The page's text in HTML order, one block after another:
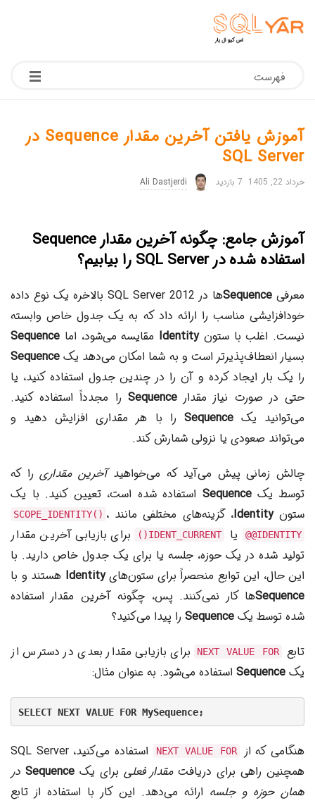
فهرست
آموزش یافتن آخرین مقدار Sequence در
SQL Server
خرداد 22, 1405 7 بازدید Ali Dastjerdi
آموزش جامع: چگونه آخرین مقدار Sequence
استفاده شده در SQL Server را بیابیم؟
معرفی Sequence
ها در SQL Server 2012 بالاخره یک نوع داده
خودافزایشی مناسب را ارائه داد که به یک جدول خاص وابسته
نیست. اغلب با ستونIdentity مقایسه می‌شود، اما Sequence
بسیار انعطاف‌پذیرتر است و به شما امکان می‌دهد یک Sequence
را یک بار ایجاد کرده و آن را در چندین جدول استفاده کنید، یا
حتی در صورت نیاز مقدارSequence را مجدداً استفاده کنید.
می‌توانید یکSequence را با هر مقداری افزایش دهید و
می‌تواند صعودی یا نزولی شمارش کند.
چالش زمانی پیش می‌آید که می‌خواهیدآخرین مقداریرا که
توسط یکSequence استفاده شده است، تعیین کنید. با یک
ستونIdentity، گزینه‌های مختلفی مانند SCOPE_IDENTITY() ،
@@IDENTITY یا IDENT_CURRENT()
برای بازیابی آخرین مقدار
تولید شده در یک حوزه، جلسه یا برای یک جدول خاص دارید. با
این حال، این توابع منحصراً برای ستون‌هایIdentity هستند و با
Sequenceها کار نمی‌کنند. پس، چگونه آخرین مقدار استفاده
شده توسط یک Sequence را پیدا می‌کنید؟
تابع
NEXT VALUE FOR
برای بازیابی مقدار بعدی در دسترس از
یک Sequence استفاده می‌شود. به عنوان مثال:
SELECT NEXT VALUE FOR MySequence;
هنگامی که از NEXT VALUE FOR
استفاده می‌کنید، SQL Server
همچنین راهی برای دریافتمقدار فعلی برای یکSequence در
همان حوزه و جلسه ارائه می‌دهد. این کار با استفاده از تابع